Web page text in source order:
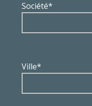
Société*
Ville*